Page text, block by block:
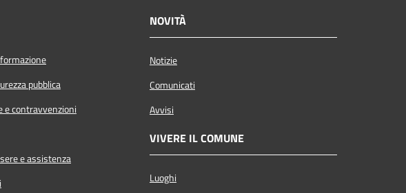
pubblica
e contravvenzioni
e assistenza
NOVITÀ
Notizie
Comunicati
Avvisi
VIVERE IL COMUNE
Luoghi